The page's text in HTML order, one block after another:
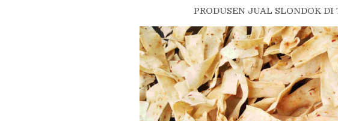
PRODUSEN JUAL SLONDOK DI